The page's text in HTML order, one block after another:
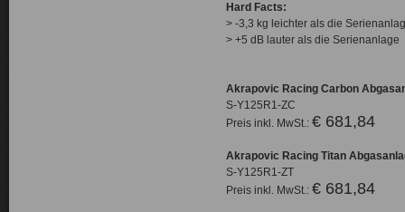
Hard Facts:
> -3,3 kg leichter als die
> +5 dB lauter als die Serienanlage
Akrapovic Racing Carbon
S-Y125R1-ZC
Preis inkl. MwSt.: € 681,84
Akrapovic Racing Titan
S-Y125R1-ZT
Preis inkl. MwSt.: € 681,84